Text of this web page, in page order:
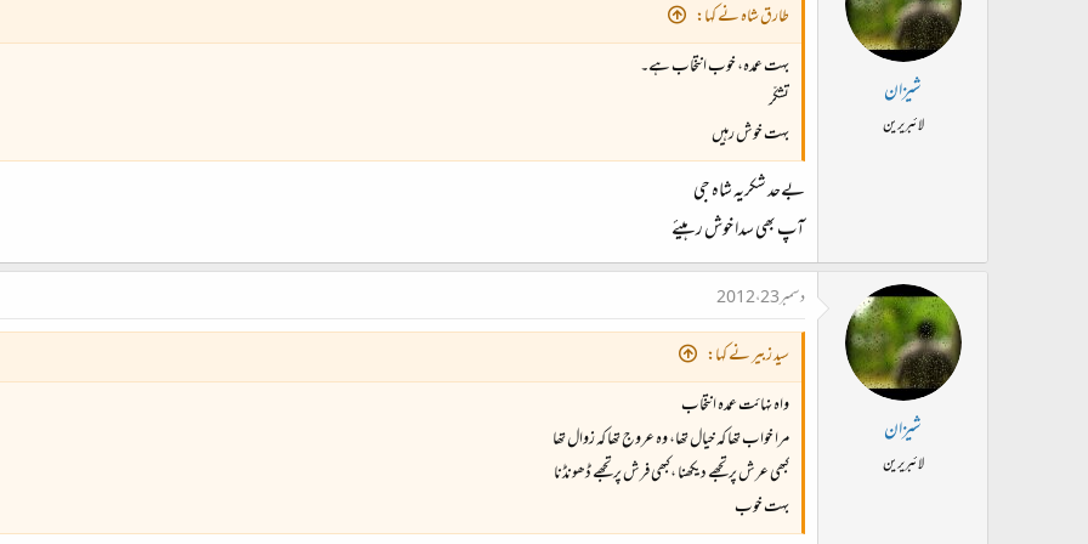
شیزان
لائبریرین
طارق شاہ نے کہا:
بہت عمدہ، خوب انتخاب ہے۔
تشکّر
بہت خوش رہیں
بےحد شکریہ شاہ جی
آپ بھی سدا خوش رہیئے
شیزان
لائبریرین
دسمبر 23، 2012
سید زبیر نے کہا:
واہ نہائت عمدہ انتخاب
مرا خواب تھا کہ خیال تھا، وہ عروج تھا کہ زوال تھا
کبھی عرش پر تجھے دیکھنا ،کبھی فرش پر تجھے ڈھونڈنا
بہت خوب